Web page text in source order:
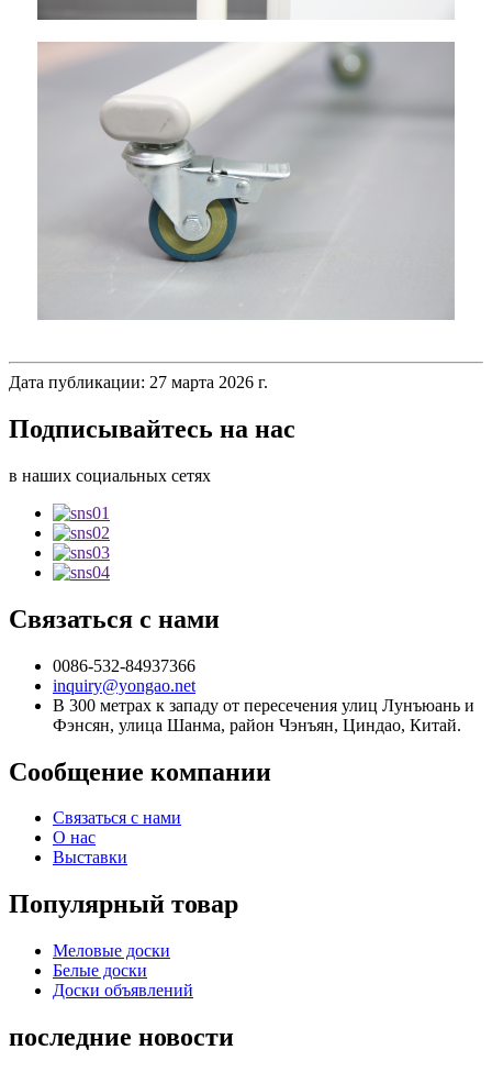
Дата публикации: 27 марта 2026 г.
Подписывайтесь на нас
в наших социальных сетях
Связаться с нами
0086-532-84937366
inquiry@yongao.net
В 300 метрах к западу от пересечения улиц Лунъюань и
Фэнсян, улица Шанма, район Чэнъян, Циндао, Китай.
Сообщение компании
Связаться с нами
О нас
Выставки
Популярный товар
Меловые доски
Белые доски
Доски объявлений
последние новости